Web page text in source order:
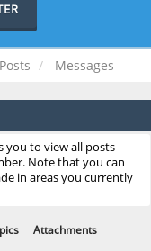
Messages
you to view all posts
Note that you can
in areas you currently
Attachments